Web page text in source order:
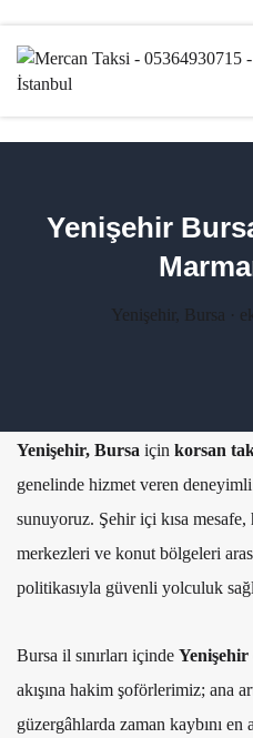
Yenişehir
Yenişehir, Bursa ·
Yenişehir, Bursa için korsan
genelinde hizmet veren deneyimli
sunuyoruz. Şehir içi kısa mesafe,
merkezleri ve konut bölgeleri
politikasıyla güvenli yolculuk
Bursa il sınırları içinde Yenişehir
akışına hakim şoförlerimiz; ana
güzergâhlarda zaman kaybını